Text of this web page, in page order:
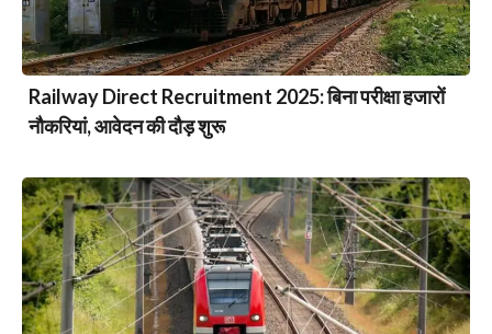
Railway Direct Recruitment 2025: बिना परीक्षा हजारों
नौकरियां, आवेदन की दौड़ शुरू